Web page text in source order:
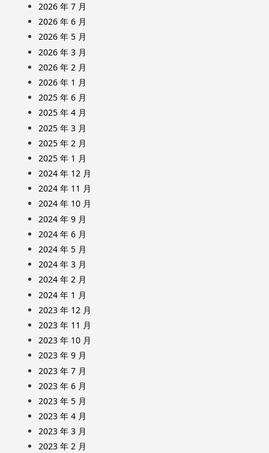
2026 年 7 月
2026 年 6 月
2026 年 5 月
2026 年 3 月
2026 年 2 月
2026 年 1 月
2025 年 6 月
2025 年 4 月
2025 年 3 月
2025 年 2 月
2025 年 1 月
2024 年 12 月
2024 年 11 月
2024 年 10 月
2024 年 9 月
2024 年 6 月
2024 年 5 月
2024 年 3 月
2024 年 2 月
2024 年 1 月
2023 年 12 月
2023 年 11 月
2023 年 10 月
2023 年 9 月
2023 年 7 月
2023 年 6 月
2023 年 5 月
2023 年 4 月
2023 年 3 月
2023 年 2 月